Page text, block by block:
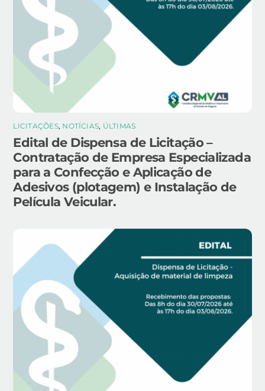
LICITAÇÕES, NOTÍCIAS, ÚLTIMAS
Edital de Dispensa de Licitação –
Contratação de Empresa Especializada
para a Confecção e Aplicação de
Adesivos (plotagem) e Instalação de
Película Veicular.